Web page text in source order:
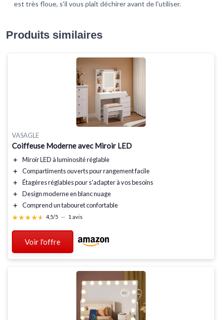
est très floue, s'il vous plaît déchirer avant de l'utiliser.
Produits similaires
VASAGLE
Coiffeuse Moderne avec Miroir LED
＋ Miroir LEDà luminosité réglable
＋
Compartiments ouvertspour rangement facile
＋
Étagères réglablespour s'adapter à vos besoins
＋
Design moderneen blanc nuage
＋
Comprend un tabouretconfortable
★★★★★
★★★★★ 4,5/5 — 1 avis
Voir l'offre